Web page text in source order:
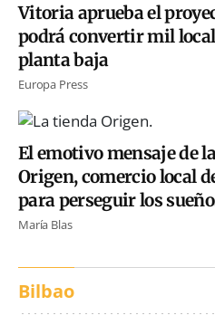
Vitoria aprueba el
podrá convertir mil
planta baja
Europa Press
El emotivo mensaje de
Origen, comercio local
para perseguir los
María Blas
Bilbao